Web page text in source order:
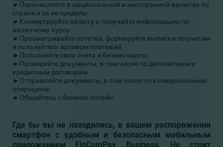
►Перечисляйте в национальной и иностранной валютах по
стране и за ее пределы.
► Конвертируйте валюту и получайте информацию по
валютному курсу.
►Просматривайте остатки, формируйте выписки по счетам
и пользуйтесь архивом платежей.
►Пополняйте свои счета и бизнес-карты.
►Проверяйте документы, в том числе по депозитным и
кредитным договорам.
►Отправляйте документы, в том числе по конверсионным
операциям.
►Общайтесь с банком онлайн.
Где бы вы не находились, в вашем распоряжении
смартфон с удобным и безопасным мобильным
приложением FinComPay Business. Не стоит